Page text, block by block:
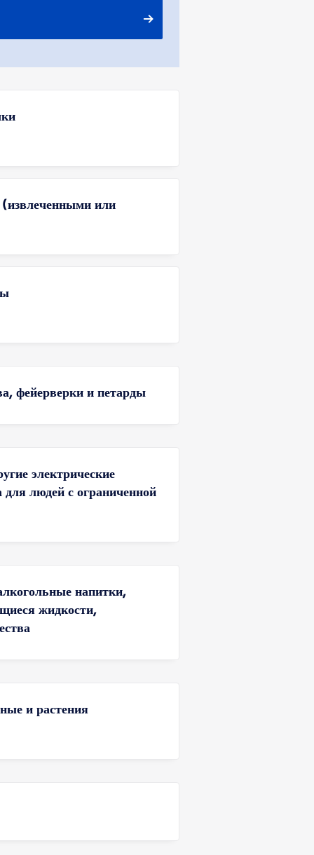
или
фейерверки и петарды
электрические
для людей с ограниченной
напитки,
жидкости,
и растения